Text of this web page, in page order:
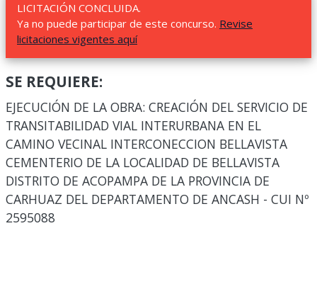
LICITACIÓN CONCLUIDA.
Ya no puede participar de este concurso. Revise
licitaciones vigentes aquí
SE REQUIERE:
EJECUCIÓN DE LA OBRA: CREACIÓN DEL SERVICIO DE
TRANSITABILIDAD VIAL INTERURBANA EN EL
CAMINO VECINAL INTERCONECCION BELLAVISTA
CEMENTERIO DE LA LOCALIDAD DE BELLAVISTA
DISTRITO DE ACOPAMPA DE LA PROVINCIA DE
CARHUAZ DEL DEPARTAMENTO DE ANCASH - CUI Nº
2595088